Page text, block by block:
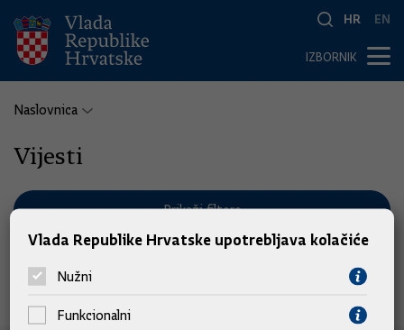
HR EN
IZBORNIK
Naslovnica
Vijesti
Prikaži filtere
Nema pronađenih vijesti.
Vlada Republike Hrvatske upotrebljava kolačiće
Nužni
Funkcionalni